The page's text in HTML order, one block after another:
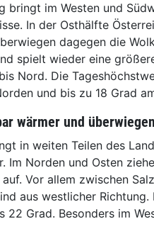
bringt im Westen und
In der Osthälfte
dagegen die
spielt wieder eine
Nord. Die
und bis zu 18 Grad
wärmer und
in weiten Teilen des
Im Norden und Osten
Vor allem zwischen
aus westlicher
22 Grad. Besonders im